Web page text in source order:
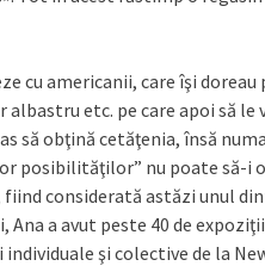
cu americanii, care îşi
etc. pe care apoi să le
să obţină cetăţenia, însă
posibilităţilor” nu poate să-i
considerată astăzi unul
a avut peste 40 de
şi colective de la